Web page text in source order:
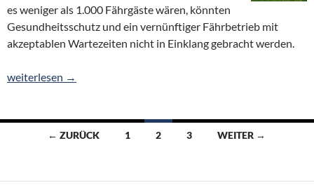
es weniger als 1.000 Fährgäste wären, könnten
Gesundheitsschutz und ein vernünftiger Fährbetrieb mit
akzeptablen Wartezeiten nicht in Einklang gebracht werden.
Kein Fähr-Start am 1. Mai 2020
weiterlesen →
Beitragsnavigation
← ZURÜCK 1 2 3 WEITER →